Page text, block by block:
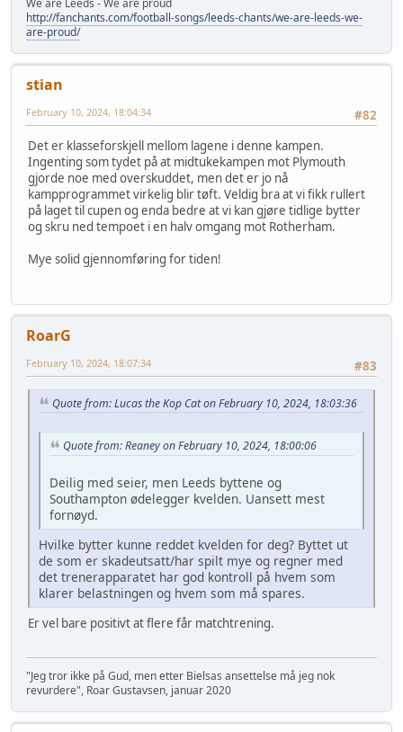
http://fanchants.com/football-songs/leeds-chants/we-are-leeds-we-
are-proud/
stian
#82
February 10, 2024, 18:04:34
Det er klasseforskjell mellom lagene i denne kampen.
Ingenting som tydet på at midtukekampen mot Plymouth
gjorde noe med overskuddet, men det er jo nå
kampprogrammet virkelig blir tøft. Veldig bra at vi fikk rullert
på laget til cupen og enda bedre at vi kan gjøre tidlige bytter
og skru ned tempoet i en halv omgang mot Rotherham.
Mye solid gjennomføring for tiden!
RoarG
#83
February 10, 2024, 18:07:34
Quote from: Lucas the Kop Cat on February 10, 2024, 18:03:36
Quote from: Reaney on February 10, 2024, 18:00:06
Deilig med seier, men Leeds byttene og
Southampton ødelegger kvelden. Uansett mest
fornøyd.
Hvilke bytter kunne reddet kvelden for deg? Byttet ut
de som er skadeutsatt/har spilt mye og regner med
det trenerapparatet har god kontroll på hvem som
klarer belastningen og hvem som må spares.
Er vel bare positivt at flere får matchtrening.
"Jeg tror ikke på Gud, men etter Bielsas ansettelse må jeg nok
revurdere", Roar Gustavsen, januar 2020